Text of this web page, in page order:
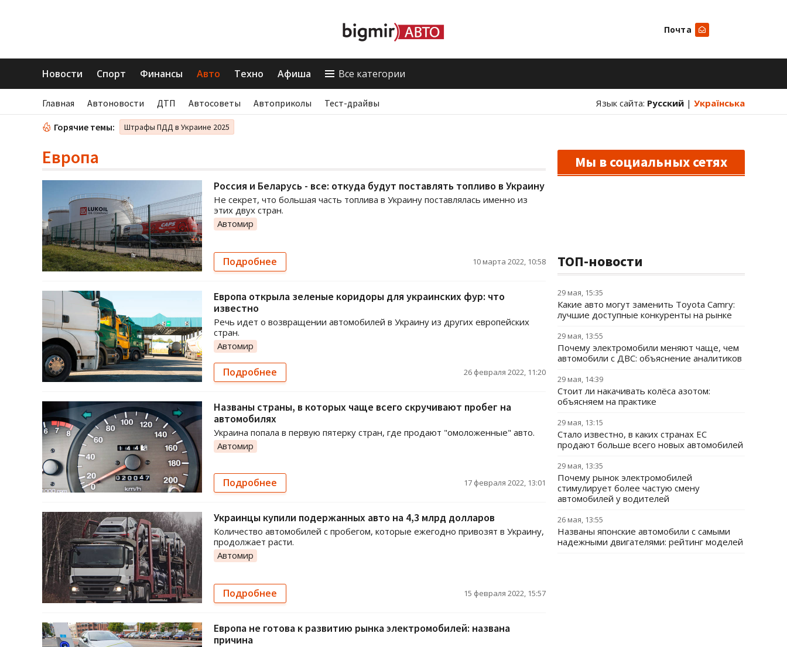
Почта
Новости Спорт Финансы Авто Техно Афиша Все категории
Главная Автоновости ДТП Автосоветы Автоприколы Тест-драйвы Язык сайта: Русский | Українська
Горячие темы: Штрафы ПДД в Украине 2025
Европа
Россия и Беларусь - все: откуда будут поставлять топливо в Украину
Не секрет, что большая часть топлива в Украину поставлялась именно из
этих двух стран.
Автомир
Подробнее 10 марта 2022, 10:58
Европа открыла зеленые коридоры для украинских фур: что
известно
Речь идет о возвращении автомобилей в Украину из других европейских
стран.
Автомир
Подробнее 26 февраля 2022, 11:20
Названы страны, в которых чаще всего скручивают пробег на
автомобилях
Украина попала в первую пятерку стран, где продают "омоложенные" авто.
Автомир
Подробнее 17 февраля 2022, 13:01
Украинцы купили подержанных авто на 4,3 млрд долларов
Количество автомобилей с пробегом, которые ежегодно привозят в Украину,
продолжает расти.
Автомир
Подробнее 15 февраля 2022, 15:57
Европа не готова к развитию рынка электромобилей: названа
причина
Мы в социальных сетях
ТОП-новости
29 мая, 15:35
Какие авто могут заменить Toyota Camry:
лучшие доступные конкуренты на рынке
29 мая, 13:55
Почему электромобили меняют чаще, чем
автомобили с ДВС: объяснение аналитиков
29 мая, 14:39
Стоит ли накачивать колёса азотом:
объясняем на практике
29 мая, 13:15
Стало известно, в каких странах ЕС
продают больше всего новых автомобилей
29 мая, 13:35
Почему рынок электромобилей
стимулирует более частую смену
автомобилей у водителей
26 мая, 13:55
Названы японские автомобили с самыми
надежными двигателями: рейтинг моделей